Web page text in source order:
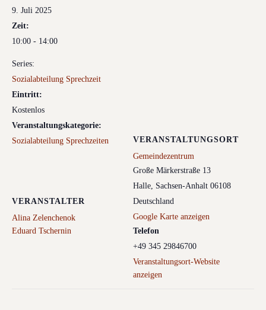
9. Juli 2025
Zeit:
10:00 - 14:00
Series:
Sozialabteilung Sprechzeit
Eintritt:
Kostenlos
Veranstaltungskategorie:
Sozialabteilung Sprechzeiten
VERANSTALTER
Alina Zelenchenok
Eduard Tschernin
VERANSTALTUNGSORT
Gemeindezentrum
Große Märkerstraße 13
Halle, Sachsen-Anhalt 06108
Deutschland
Google Karte anzeigen
Telefon
+49 345 29846700
Veranstaltungsort-Website
anzeigen